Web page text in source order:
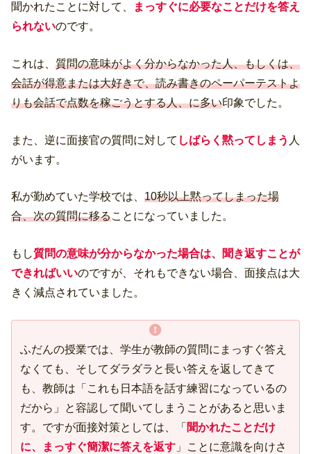
聞かれたことに対して、
まっすぐに必要なことだけを答え
られないのです。
これは、 質問の意味がよく分からなかった人、もしくは、
会話が得意または大好きで、読み書きのペーパーテストよ
りも会話で点数を稼ごうとする人、に多い印象でした。
また、逆に面接官の質問に対して しばらく黙ってしまう 人
がいます。
私が勤めていた学校では、 10秒以上黙ってしまった場
合、次の質問に移ることになっていました。
もし質問の意味が分からなかった場合は、聞き返すことが
できればいいのですが、それもできない場合、面接点は大
きく減点されていました。
ふだんの授業では、学生が教師の質問にまっすぐ答え
なくても、そしてダラダラと長い答えを返してきて
も、教師は「これも日本語を話す練習になっているの
だから」と容認して聞いてしまうことがあると思いま
す。ですが面接対策としては、「 聞かれたことだけ
に、まっすぐ簡潔に答えを返す 」ことに意識を向けさ